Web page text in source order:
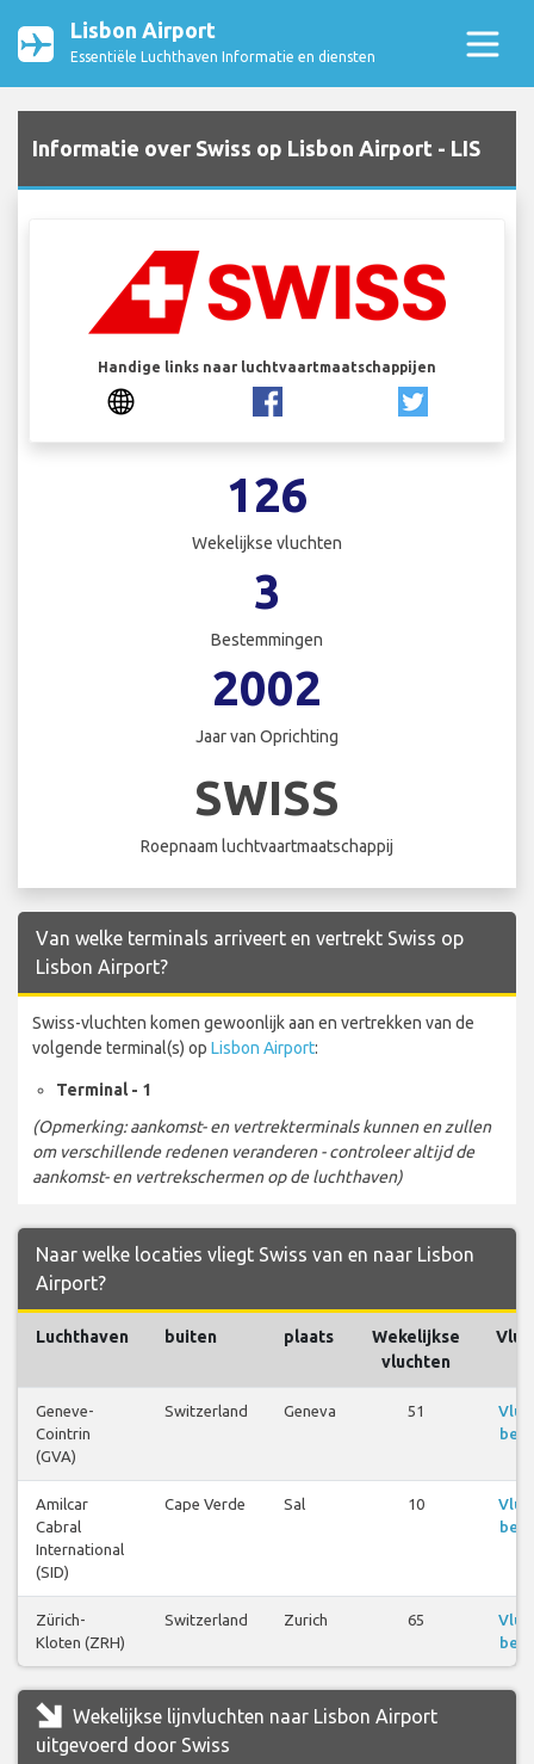
Lisbon Airport
Essentiële Luchthaven Informatie en diensten
Informatie over Swiss op Lisbon Airport - LIS
Handige links naar luchtvaartmaatschappijen
126
Wekelijkse vluchten
3
Bestemmingen
2002
Jaar van Oprichting
SWISS
Roepnaam luchtvaartmaatschappij
Van welke terminals arriveert en vertrekt Swiss op
Lisbon Airport?
Swiss-vluchten komen gewoonlijk aan en vertrekken van de
volgende terminal(s) op Lisbon Airport:
Terminal - 1
(Opmerking: aankomst- en vertrekterminals kunnen en zullen
om verschillende redenen veranderen - controleer altijd de
aankomst- en vertrekschermen op de luchthaven)
Naar welke locaties vliegt Swiss van en naar Lisbon
Airport?
Luchthaven buiten plaats
Wekelijkse
vluchten
Geneve-
Cointrin
(GVA)
Switzerland Geneva 51
Amilcar
Cabral
International
(SID)
Cape Verde Sal 10
Zürich-
Kloten (ZRH)
Switzerland Zurich 65
Wekelijkse lijnvluchten naar Lisbon Airport
uitgevoerd door Swiss